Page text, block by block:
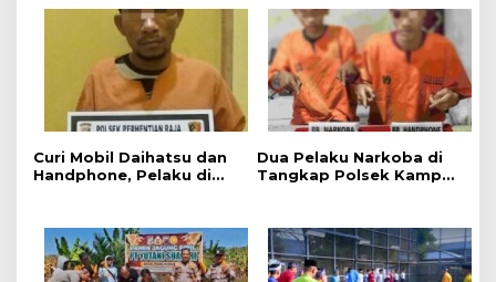
Curi Mobil Daihatsu dan
Handphone, Pelaku di
Dua Pelaku Narkoba di
Tangkap Polsek Kampar